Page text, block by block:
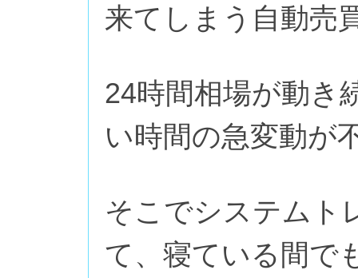
来てしまう自動売
24時間相場が動き
い時間の急変動が
そこでシステムト
て、寝ている間で